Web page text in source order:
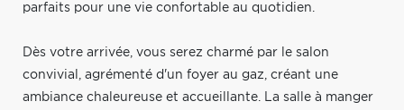
parfaits pour une vie confortable au quotidien.
Dès votre arrivée, vous serez charmé par le salon
convivial, agrémenté d'un foyer au gaz, créant une
ambiance chaleureuse et accueillante. La salle à manger